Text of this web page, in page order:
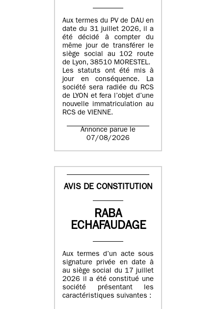
Aux termes du PV de DAU en
date du 31 juillet 2026, il a
été décidé à compter du
même jour de transférer le
siège social au 102 route
de Lyon, 38510 MORESTEL.
Les statuts ont été mis à
jour en conséquence. La
société sera radiée du RCS
de LYON et fera l’objet d’une
nouvelle immatriculation au
RCS de VIENNE.
Annonce parue le
07/08/2026
AVIS DE CONSTITUTION
RABA
ECHAFAUDAGE
Aux termes d’un acte sous
signature privée en date à
au siège social du 17 juillet
2026 il a été constitué une
société présentant les
caractéristiques suivantes :